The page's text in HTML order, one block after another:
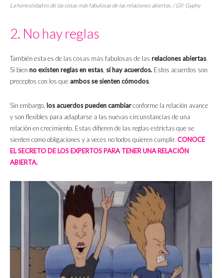
La honestidad es de las cosas más fabulosas de las relaciones abiertas. / Gif: Gyphy
2. No hay reglas
También esta es de las cosas más fabulosas de las relaciones abiertas.
Si bien no existen reglas en estas, sí hay acuerdos. Estos acuerdos son
preceptos con los que ambos se sienten cómodos.
Sin embargo, los acuerdos pueden cambiarconforme la relación avance
y son flexibles para adaptarse a las nuevas circunstancias de una
relación en crecimiento. Estas difieren de las reglas estrictas que se
sienten como obligaciones y a veces no todos quieren cumplir. CONOCE
EL SECRETO DE LOS EXPERTOS PARA TENER UNA RELACIÓN
ABIERTA.